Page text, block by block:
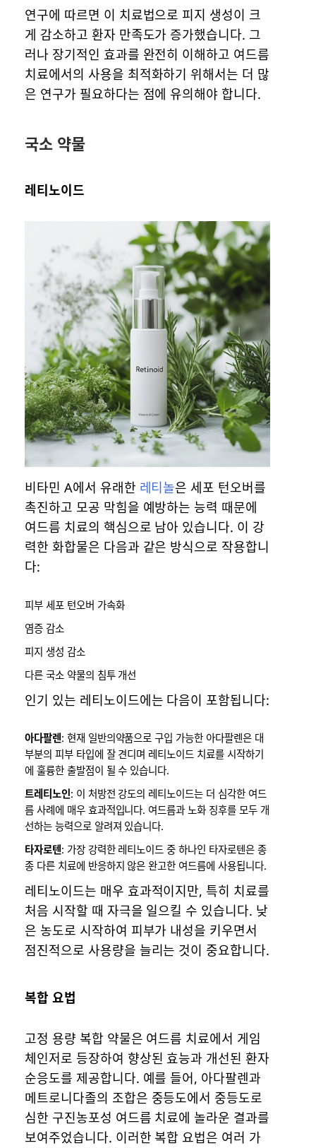
연구에 따르면 이 치료법으로 피지 생성이 크
게 감소하고 환자 만족도가 증가했습니다. 그
러나 장기적인 효과를 완전히 이해하고 여드름
치료에서의 사용을 최적화하기 위해서는 더 많
은 연구가 필요하다는 점에 유의해야 합니다.
국소 약물
레티노이드
비타민 A에서 유래한 레티놀은 세포 턴오버를
촉진하고 모공 막힘을 예방하는 능력 때문에
여드름 치료의 핵심으로 남아 있습니다. 이 강
력한 화합물은 다음과 같은 방식으로 작용합니
다:
피부 세포 턴오버 가속화
염증 감소
피지 생성 감소
다른 국소 약물의 침투 개선
인기 있는 레티노이드에는 다음이 포함됩니다:
아다팔렌: 현재 일반의약품으로 구입 가능한 아다팔렌은 대
부분의 피부 타입에 잘 견디며 레티노이드 치료를 시작하기
에 훌륭한 출발점이 될 수 있습니다.
트레티노인: 이 처방전 강도의 레티노이드는 더 심각한 여드
름 사례에 매우 효과적입니다. 여드름과 노화 징후를 모두 개
선하는 능력으로 알려져 있습니다.
타자로텐: 가장 강력한 레티노이드 중 하나인 타자로텐은 종
종 다른 치료에 반응하지 않은 완고한 여드름에 사용됩니다.
레티노이드는 매우 효과적이지만, 특히 치료를
처음 시작할 때 자극을 일으킬 수 있습니다. 낮
은 농도로 시작하여 피부가 내성을 키우면서
점진적으로 사용량을 늘리는 것이 중요합니다.
복합 요법
고정 용량 복합 약물은 여드름 치료에서 게임
체인저로 등장하여 향상된 효능과 개선된 환자
순응도를 제공합니다. 예를 들어, 아다팔렌과
메트로니다졸의 조합은 중등도에서 중등도로
심한 구진농포성 여드름 치료에 놀라운 결과를
보여주었습니다. 이러한 복합 요법은 여러 가